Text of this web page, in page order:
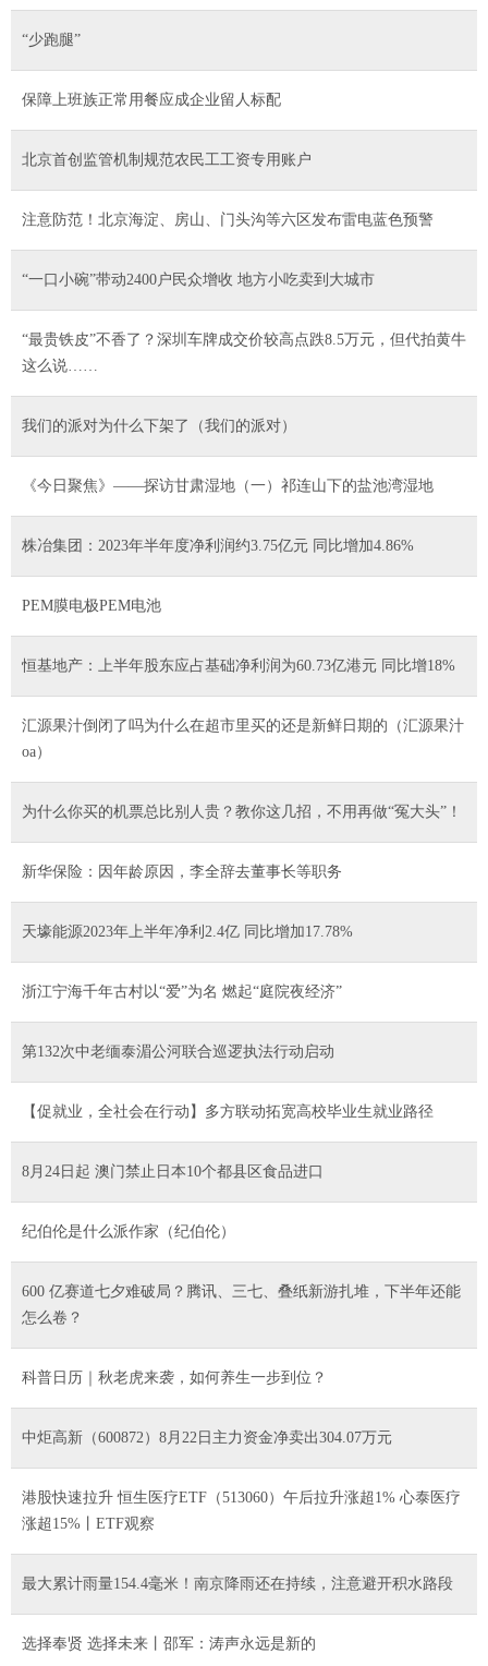
“少跑腿”
保障上班族正常用餐应成企业留人标配
北京首创监管机制规范农民工工资专用账户
注意防范！北京海淀、房山、门头沟等六区发布雷电蓝色预警
“一口小碗”带动2400户民众增收 地方小吃卖到大城市
“最贵铁皮”不香了？深圳车牌成交价较高点跌8.5万元，但代拍黄牛
这么说……
我们的派对为什么下架了（我们的派对）
《今日聚焦》——探访甘肃湿地（一）祁连山下的盐池湾湿地
株冶集团：2023年半年度净利润约3.75亿元 同比增加4.86%
PEM膜电极PEM电池
恒基地产：上半年股东应占基础净利润为60.73亿港元 同比增18%
汇源果汁倒闭了吗为什么在超市里买的还是新鲜日期的（汇源果汁
oa）
为什么你买的机票总比别人贵？教你这几招，不用再做“冤大头”！
新华保险：因年龄原因，李全辞去董事长等职务
天壕能源2023年上半年净利2.4亿 同比增加17.78%
浙江宁海千年古村以“爱”为名 燃起“庭院夜经济”
第132次中老缅泰湄公河联合巡逻执法行动启动
【促就业，全社会在行动】多方联动拓宽高校毕业生就业路径
8月24日起 澳门禁止日本10个都县区食品进口
纪伯伦是什么派作家（纪伯伦）
600 亿赛道七夕难破局？腾讯、三七、叠纸新游扎堆，下半年还能
怎么卷？
科普日历｜秋老虎来袭，如何养生一步到位？
中炬高新（600872）8月22日主力资金净卖出304.07万元
港股快速拉升 恒生医疗ETF（513060）午后拉升涨超1% 心泰医疗
涨超15%丨ETF观察
​最大累计雨量154.4毫米！南京降雨还在持续，注意避开积水路段
选择奉贤 选择未来丨邵军：涛声永远是新的